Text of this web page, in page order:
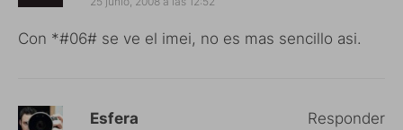
Con *#06# se ve el imei, no es mas sencillo asi.
Esfera Responder